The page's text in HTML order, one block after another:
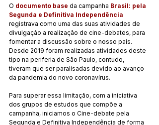
O documento base da campanha Brasil: pela
Segunda e Definitiva Independência
registrava como uma das suas atividades de
divulgação a realização de cine-debates, para
fomentar a discussão sobre o nosso país.
Desde 2019 foram realizadas atividades deste
tipo na periferia de São Paulo, contudo,
tiveram que ser paralisadas devido ao avanço
da pandemia do novo coronavírus.
Para superar essa limitação, com a iniciativa
dos grupos de estudos que compõe a
campanha, iniciamos o Cine-debate pela
Segunda e Definitiva Independência de forma